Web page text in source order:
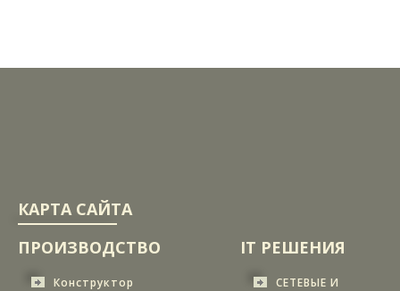
КАРТА САЙТА
ПРОИЗВОДСТВО
Конструктор
IT РЕШЕНИЯ
СЕТЕВЫЕ И